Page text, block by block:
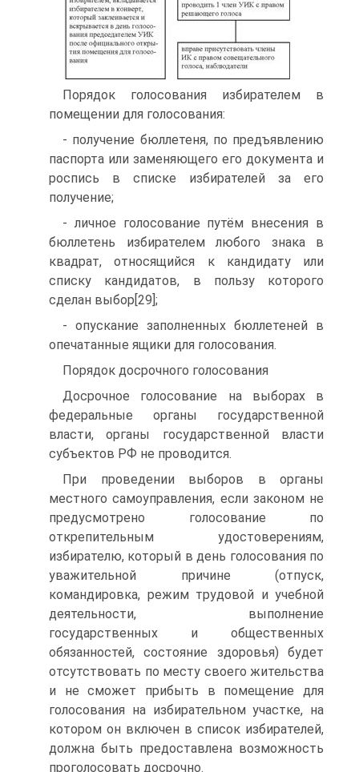
Порядок голосования избирателем в
помещении для голосования:
- получение бюллетеня, по предъявлению
паспорта или заменяющего его документа и
роспись в списке избирателей за его
получение;
- личное голосование путём внесения в
бюллетень избирателем любого знака в
квадрат, относящийся к кандидату или
списку кандидатов, в пользу которого
сделан выбор[29];
- опускание заполненных бюллетеней в
опечатанные ящики для голосования.
Порядок досрочного голосования
Досрочное голосование на выборах в
федеральные органы государственной
власти, органы государственной власти
субъектов РФ не проводится.
При проведении выборов в органы
местного самоуправления, если законом не
предусмотрено голосование по
открепительным удостоверениям,
избирателю, который в день голосования по
уважительной причине (отпуск,
командировка, режим трудовой и учебной
деятельности, выполнение
государственных и общественных
обязанностей, состояние здоровья) будет
отсутствовать по месту своего жительства
и не сможет прибыть в помещение для
голосования на избирательном участке, на
котором он включен в список избирателей,
должна быть предоставлена возможность
проголосовать досрочно.